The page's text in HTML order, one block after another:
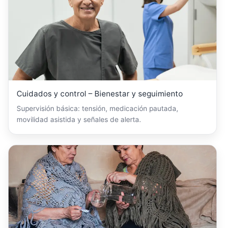
Cuidados y control – Bienestar y seguimiento
Supervisión básica: tensión, medicación pautada,
movilidad asistida y señales de alerta.